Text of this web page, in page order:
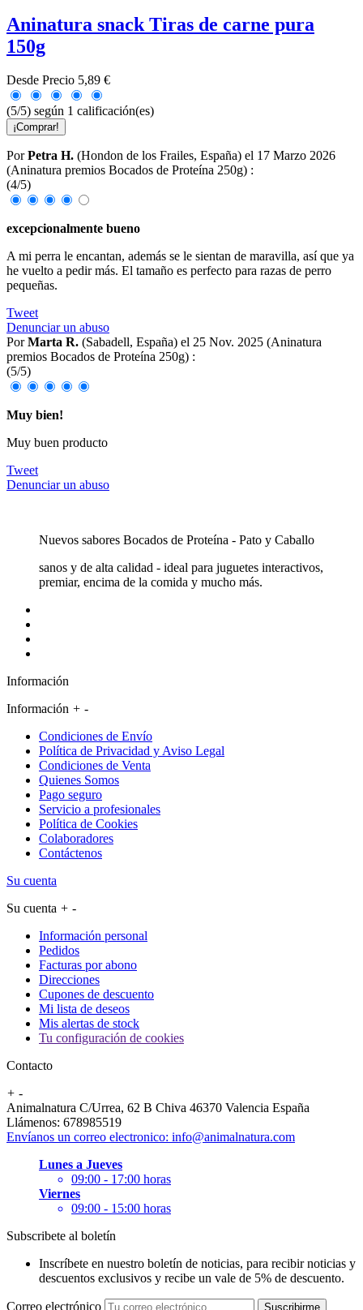
Aninatura snack Tiras de carne pura
150g
Desde Precio 5,89 €
(5/5) según 1 calificación(es)
¡Comprar!
PorPetra H. (Hondon de los Frailes, España) el 17 Marzo 2026
(Aninatura premios Bocados de Proteína 250g) :
(4/5)
excepcionalmente bueno
A mi perra le encantan, además se le sientan de maravilla, así que ya
he vuelto a pedir más. El tamaño es perfecto para razas de perro
pequeñas.
Tweet
Denunciar un abuso
PorMarta R. (Sabadell, España) el 25 Nov. 2025 (Aninatura
premios Bocados de Proteína 250g) :
(5/5)
Muy bien!
Muy buen producto
Tweet
Denunciar un abuso
Nuevos sabores Bocados de Proteína - Pato y Caballo
sanos y de alta calidad - ideal para juguetes interactivos,
premiar, encima de la comida y mucho más.
Información
Información + -
Condiciones de Envío
Política de Privacidad y Aviso Legal
Condiciones de Venta
Quienes Somos
Pago seguro
Servicio a profesionales
Política de Cookies
Colaboradores
Contáctenos
Su cuenta
Su cuenta + -
Información personal
Pedidos
Facturas por abono
Direcciones
Cupones de descuento
Mi lista de deseos
Mis alertas de stock
Tu configuración de cookies
Contacto
+ -
Animalnatura C/Urrea, 62 B Chiva 46370 Valencia España
Llámenos: 678985519
Envíanos un correo electronico: info@animalnatura.com
Lunes a Jueves
09:00 - 17:00 horas
Viernes
09:00 - 15:00 horas
Subscribete al boletín
Inscríbete en nuestro boletín de noticias, para recibir noticias y
descuentos exclusivos y recibe un vale de 5% de descuento.
Correo electrónico Suscribirme